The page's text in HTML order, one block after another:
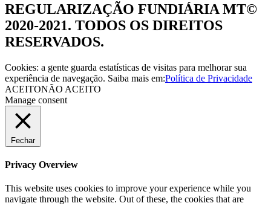
REGULARIZAÇÃO FUNDIÁRIA MT©
2020-2021. TODOS OS DIREITOS
RESERVADOS.
Cookies: a gente guarda estatísticas de visitas para melhorar sua
experiência de navegação. Saiba mais em:Política de Privacidade
ACEITONÃO ACEITO
Manage consent
Fechar
Privacy Overview
This website uses cookies to improve your experience while you
navigate through the website. Out of these, the cookies that are